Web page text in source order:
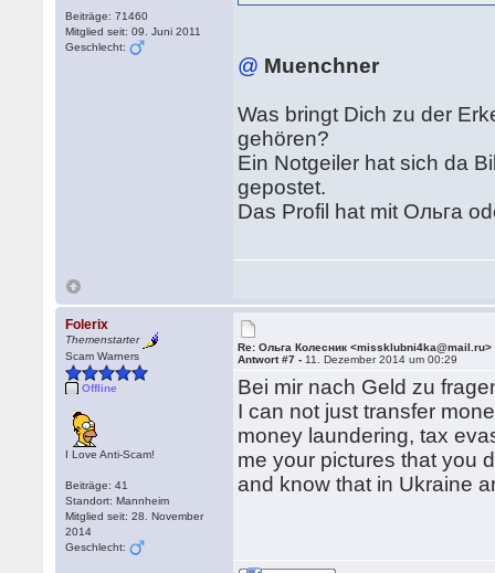
Beiträge: 71460
Mitglied seit: 09. Juni 2011
Geschlecht:
@ Muenchner
Was bringt Dich zu der
gehören?
Ein Notgeiler hat sich da
gepostet.
Das Profil hat mit Ольга
Folerix
Themenstarter
Scam Warners
Offline
I Love Anti-Scam!
Beiträge: 41
Standort: Mannheim
Mitglied seit: 28. November
2014
Geschlecht:
Re: Ольга Колесник <missklubni4ka@mail.ru>
Antwort #7 - 11. Dezember 2014 um 00:29
Bei mir nach Geld zu
I can not just transfer
money laundering, tax
me your pictures that you
and know that in Ukraine